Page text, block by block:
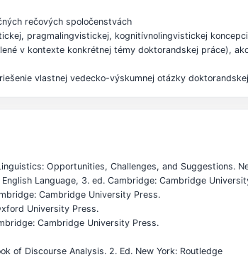
rečových spoločenstvách
pragmalingvistickej, kognitívnolingvistickej
v kontexte konkrétnej témy doktorandskej práce),
vlastnej vedecko-výskumnej otázky
Opportunities, Challenges, and Suggestions.
Language, 3. ed. Cambridge: Cambridge
Cambridge University Press.
University Press.
Cambridge University Press.
of Discourse Analysis. 2. Ed. New York: Routledge